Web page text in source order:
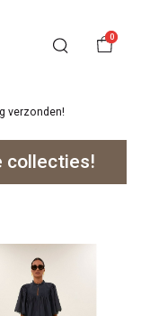
0
verzonden!
collecties!